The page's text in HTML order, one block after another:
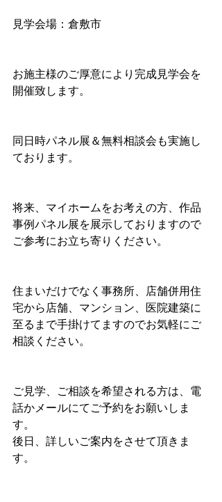
見学会場：倉敷市
お施主様のご厚意により完成見学会を
開催致します。
同日時パネル展＆無料相談会も実施し
ております。
将来、マイホームをお考えの方、作品
事例パネル展を展示しておりますので
ご参考にお立ち寄りください。
住まいだけでなく事務所、店舗併用住
宅から店舗、マンション、医院建築に
至るまで手掛けてますのでお気軽にご
相談ください。
ご見学、ご相談を希望される方は、電
話かメールにてご予約をお願いしま
す。
後日、詳しいご案内をさせて頂きま
す。